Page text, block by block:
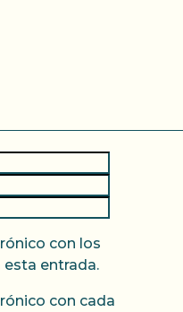
con los
entrada.
con cada